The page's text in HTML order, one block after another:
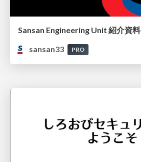
Sansan Engineering Unit 紹介資料
sansan33
PRO